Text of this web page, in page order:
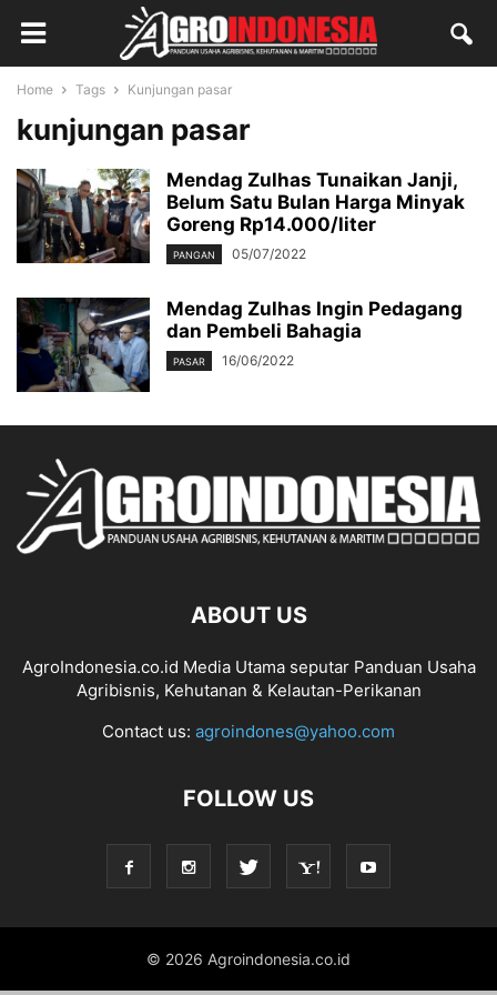
Home Tags Kunjungan pasar
kunjungan pasar
Mendag Zulhas Tunaikan Janji,
Belum Satu Bulan Harga Minyak
Goreng Rp14.000/liter
PANGAN 05/07/2022
Mendag Zulhas Ingin Pedagang
dan Pembeli Bahagia
PASAR 16/06/2022
ABOUT US
AgroIndonesia.co.id Media Utama seputar Panduan Usaha
Agribisnis, Kehutanan & Kelautan-Perikanan
Contact us: agroindones@yahoo.com
FOLLOW US
© 2026 Agroindonesia.co.id